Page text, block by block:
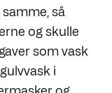
så
og skulle
som vask
i